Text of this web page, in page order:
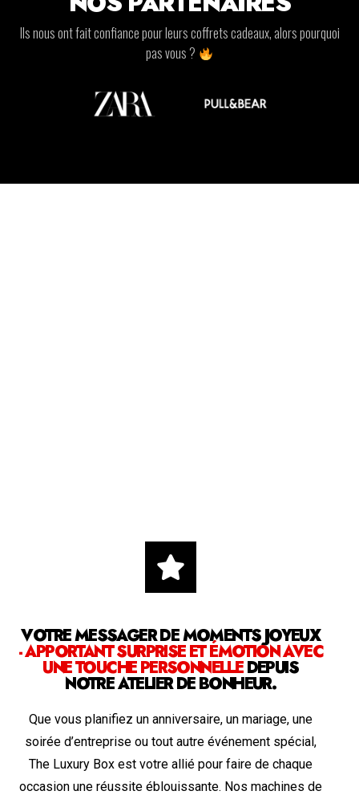
Ils nous ont fait confiance pour leurs coffrets cadeaux, alors pourquoi
pas vous ?
VOTRE MESSAGER DE MOMENTS JOYEUX
- APPORTANT SURPRISE ET ÉMOTION AVEC
UNE TOUCHE PERSONNELLEDEPUIS
NOTRE ATELIER DE BONHEUR.
Que vous planifiez un anniversaire, un mariage, une
soirée d’entreprise ou tout autre événement spécial,
The Luxury Box est votre allié pour faire de chaque
occasion une réussite éblouissante. Nos machines de